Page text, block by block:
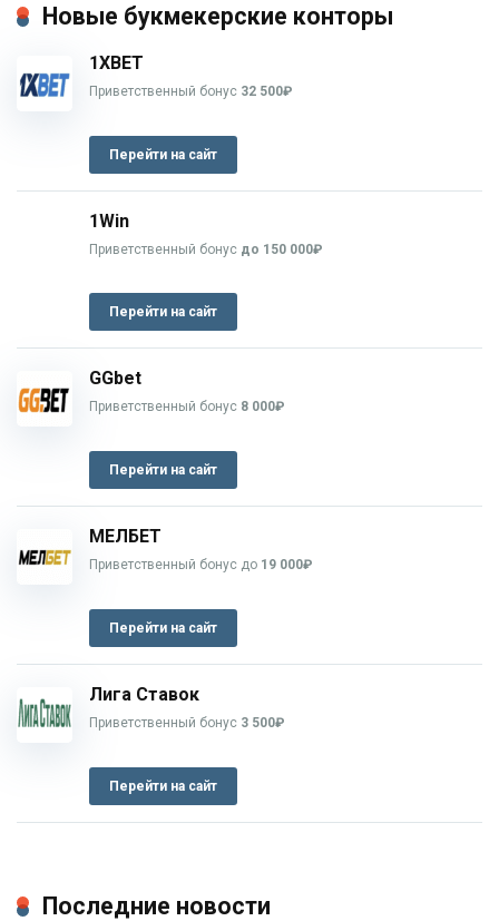
Новые букмекерские конторы
1XBET
Приветственный бонус 32 500₽
Перейти на сайт
1Win
Приветственный бонус до 150 000₽
Перейти на сайт
GGbet
Приветственный бонус 8 000₽
Перейти на сайт
МЕЛБЕТ
Приветственный бонус до 19 000₽
Перейти на сайт
Лига Ставок
Приветственный бонус 3 500₽
Перейти на сайт
Последние новости